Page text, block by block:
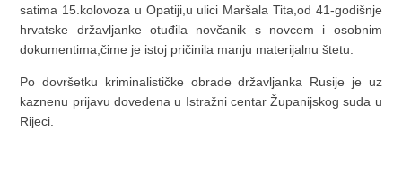
satima 15.kolovoza u Opatiji,u ulici Maršala Tita,od 41-godišnje
hrvatske državljanke otuđila novčanik s novcem i osobnim
dokumentima,čime je istoj pričinila manju materijalnu štetu.
Po dovršetku kriminalističke obrade državljanka Rusije je uz
kaznenu prijavu dovedena u Istražni centar Županijskog suda u
Rijeci.